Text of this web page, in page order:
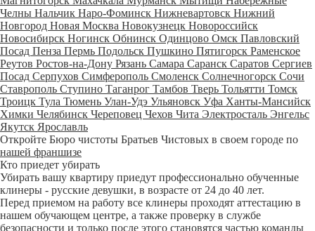
Челны Нальчик Наро-Фоминск Нижневартовск Нижний
Новгород Новая Москва Новокузнецк Новороссийск
Новосибирск Ногинск Обнинск Одинцово Омск Павловский
Посад Пенза Пермь Подольск Пушкино Пятигорск Раменское
Реутов Ростов-на-Дону Рязань Самара Саранск Саратов Сергиев
Посад Серпухов Симферополь Смоленск Солнечногорск Сочи
Ставрополь Ступино Таганрог Тамбов Тверь Тольятти Томск
Троицк Тула Тюмень Улан-Удэ Ульяновск Уфа Ханты-Мансийск
Химки Челябинск Череповец Чехов Чита Электросталь Энгельс
Якутск Ярославль
Откройте Бюро чистоты Братьев Чистовых в своем городе по
нашей франшизе
Кто приедет убирать
Убирать вашу квартиру приедут профессионально обученные
клинеры - русские девушки, в возрасте от 24 до 40 лет.
Перед приемом на работу все клинеры проходят аттестацию в
нашем обучающем центре, а также проверку в службе
безопасности и только после этого становятся частью команды